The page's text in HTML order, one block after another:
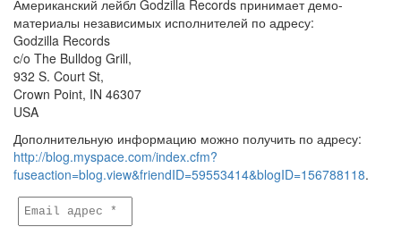
Американский лейбл Godzilla Records принимает демо-
материалы независимых исполнителей по адресу:
Godzilla Records
c/o The Bulldog Grill,
932 S. Court St,
Crown Point, IN 46307
USA
Дополнительную информацию можно получить по адресу:
http://blog.myspace.com/index.cfm?
fuseaction=blog.view&friendID=59553414&blogID=156788118.